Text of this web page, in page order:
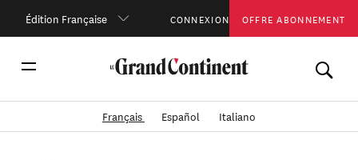
Édition Française CONNEXION OFFRE ABONNEMENT
Français Español Italiano